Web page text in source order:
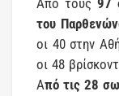
Από τους97
του
οι 40 στην
οι 48
Από τις 28